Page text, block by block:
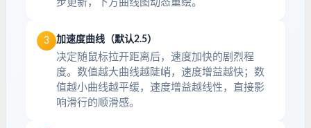
步更新，下方曲线图动态重绘。
3 加速度曲线（默认2.5）
决定随鼠标拉开距离后，速度加快的剧烈程
度。数值越大曲线越陡峭，速度增益越快；数
值越小曲线越平缓，速度增益越线性，直接影
响滑行的顺滑感。